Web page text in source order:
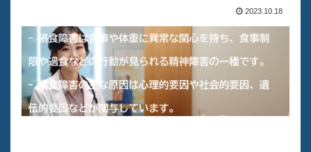
2023.10.18